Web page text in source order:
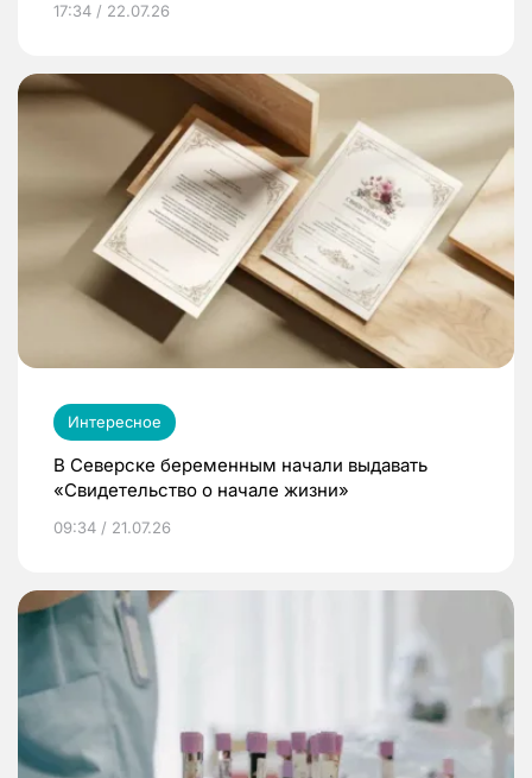
17:34 / 22.07.26
Интересное
В Северске беременным начали выдавать
«Свидетельство о начале жизни»
09:34 / 21.07.26